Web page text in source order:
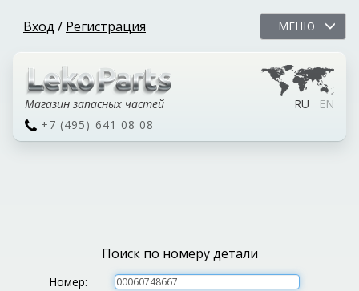
Вход / Регистрация МЕНЮ
Магазин запасных частей RU
EN
+7 (495) 641 08 08
Поиск по номеру детали
Номер: